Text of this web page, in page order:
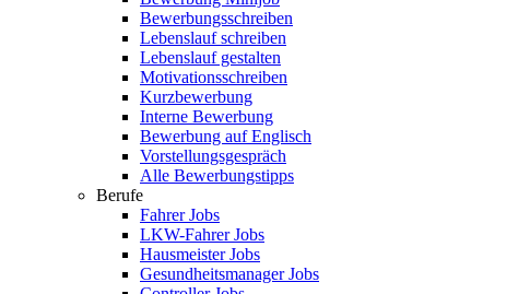
Bewerbungsschreiben
Lebenslauf schreiben
Lebenslauf gestalten
Motivationsschreiben
Kurzbewerbung
Interne Bewerbung
Bewerbung auf Englisch
Vorstellungsgespräch
Alle Bewerbungstipps
Berufe
Fahrer Jobs
LKW-Fahrer Jobs
Hausmeister Jobs
Gesundheitsmanager Jobs